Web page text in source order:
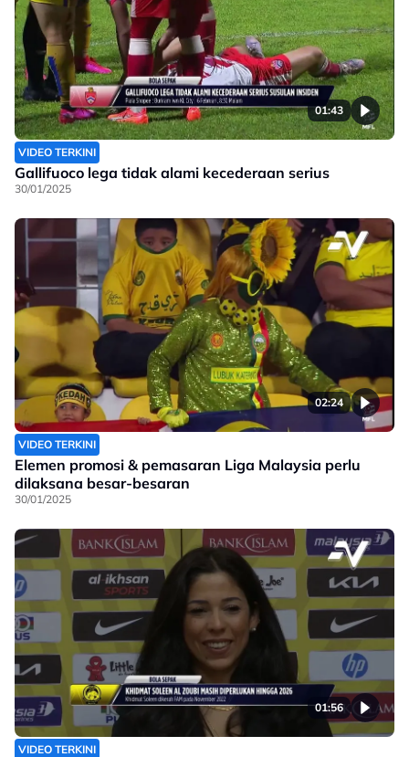
01:43
VIDEO TERKINI
Gallifuoco lega tidak alami kecederaan serius
30/01/2025
02:24
VIDEO TERKINI
Elemen promosi & pemasaran Liga Malaysia perlu
dilaksana besar-besaran
30/01/2025
01:56
VIDEO TERKINI